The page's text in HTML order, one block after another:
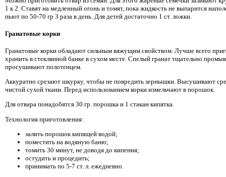
1 к 2. Ставят на медленный огонь и томят, пока жидкость не выпарится
пьют по 50-70 гр 3 раза в день. Для детей достаточно 1 ст. ложки.
Гранатовые корки
Гранатовые корки обладают сильным вяжущим свойством. Лучше всего
хранить в стеклянной банке в сухом месте. Спелый гранат тщательно
просушивают полотенцем.
Аккуратно срезают шкурку, чтобы не повредить зернышки. Высушивают
чистой сухой ткани. Перед использованием корки измельчают в порошок.
Для отвара понадобятся 30 гр. порошка и 1 стакан кипятка.
Технология приготовления:
залить порошок кипящей водой;
поместить на водяную баню;
томить 30 минут, не доводя до кипения;
остудить и процедить;
принимать по 5-7 ст. л. ежедневно.